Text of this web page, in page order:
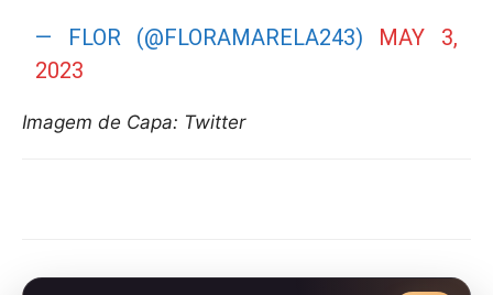
— FLOR (@FLORAMARELA243) MAY 3,
2023
Imagem de Capa: Twitter